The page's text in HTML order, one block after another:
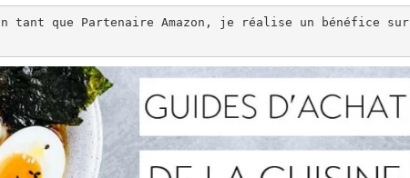
que Partenaire Amazon, je réalise un bénéfice sur